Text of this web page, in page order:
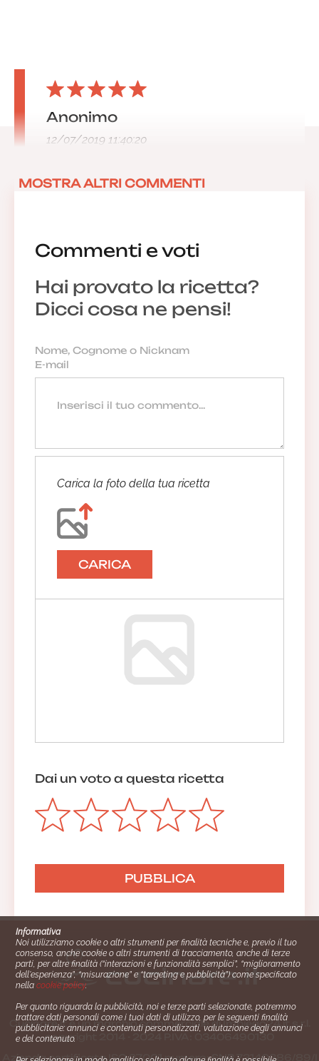
Commenti e voti
Hai provato la ricetta?
Dicci cosa ne pensi!
Carica la foto della tua ricetta
CARICA
Dai un voto a questa ricetta
Anonimo
12/07/2019 11:40:20
MOSTRA ALTRI COMMENTI
Cucinare.it è un marchio commerciale di Impiego24.it s.r.l.
copyright 2014 - 2024 P.IVA: 03406490130
Azienda certiﬁcata ISO 27001 numero: SNR 73140386/89/I
Informativa
Noi utilizziamo cookie o altri strumenti per finalità tecniche e, previo il tuo
consenso, anche cookie o altri strumenti di tracciamento, anche di terze
parti, per altre finalità (“interazioni e funzionalità semplici”, “miglioramento
dell'esperienza”, “misurazione” e “targeting e pubblicità”) come specificato
nellacookie policy.
Per quanto riguarda la pubblicità, noi e terze parti selezionate, potremmo
trattare dati personali come i tuoi dati di utilizzo, per le seguenti finalità
pubblicitarie: annunci e contenuti personalizzati, valutazione degli annunci
e del contenuto.